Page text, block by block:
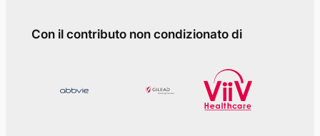
c
Con il contributo non condizionato di